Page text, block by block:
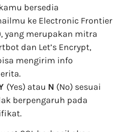
bersedia
ke Electronic Frontier
yang merupakan mitra
dan Let’s Encrypt,
mengirim info
(Yes) atau N (No) sesuai
berpengaruh pada